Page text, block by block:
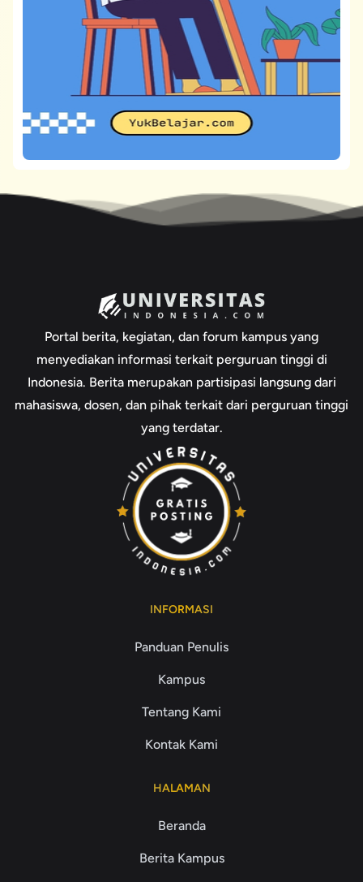
Portal berita, kegiatan, dan forum kampus yang
menyediakan informasi terkait perguruan tinggi di
Indonesia. Berita merupakan partisipasi langsung dari
mahasiswa, dosen, dan pihak terkait dari perguruan tinggi
yang terdatar.
INFORMASI
Panduan Penulis
Kampus
Tentang Kami
Kontak Kami
HALAMAN
Beranda
Berita Kampus